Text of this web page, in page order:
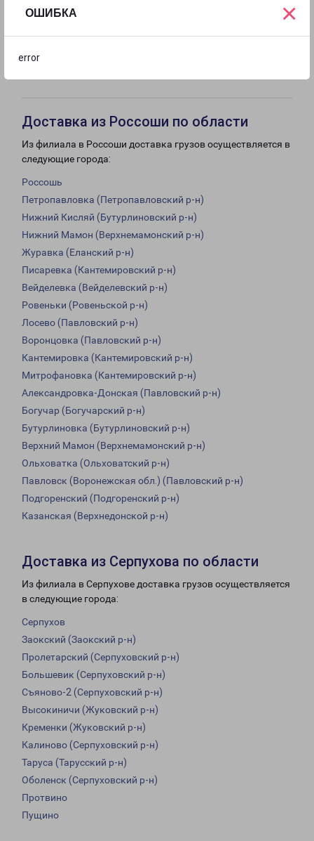
ОШИБКА
error
×
18:00
с 09:00 до
Доставка из Россоши по области
Из филиала в Россоши доставка грузов осуществляется в
следующие города:
Россошь
Петропавловка (Петропавловский р-н)
Нижний Кисляй (Бутурлиновский р-н)
Нижний Мамон (Верхнемамонский р-н)
Журавка (Еланский р-н)
Писаревка (Кантемировский р-н)
Вейделевка (Вейделевский р-н)
Ровеньки (Ровеньской р-н)
Лосево (Павловский р-н)
Воронцовка (Павловский р-н)
Кантемировка (Кантемировский р-н)
Митрофановка (Кантемировский р-н)
Александровка-Донская (Павловский р-н)
Богучар (Богучарский р-н)
Бутурлиновка (Бутурлиновский р-н)
Верхний Мамон (Верхнемамонский р-н)
Ольховатка (Ольховатский р-н)
Павловск (Воронежская обл.) (Павловский р-н)
Подгоренский (Подгоренский р-н)
Казанская (Верхнедонской р-н)
Доставка из Серпухова по области
Из филиала в Серпухове доставка грузов осуществляется
в следующие города:
Серпухов
Заокский (Заокский р-н)
Пролетарский (Серпуховский р-н)
Большевик (Серпуховский р-н)
Съяново-2 (Серпуховский р-н)
Высокиничи (Жуковский р-н)
Кременки (Жуковский р-н)
Калиново (Серпуховский р-н)
Таруса (Тарусский р-н)
Оболенск (Серпуховский р-н)
Протвино
Пущино